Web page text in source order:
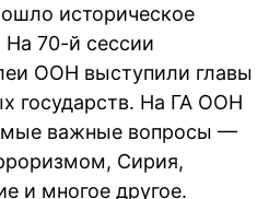
историческое
На 70-й сессии
ООН выступили главы
государств. На ГА ООН
важные вопросы —
Сирия,
и многое другое.